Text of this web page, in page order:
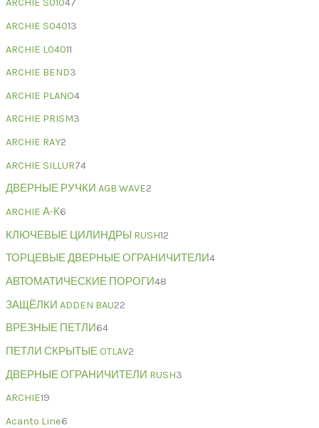
ARCHIE S01047
ARCHIE S04013
ARCHIE L04011
ARCHIE BEND3
ARCHIE PLANO4
ARCHIE PRISM3
ARCHIE RAY2
ARCHIE SILLUR74
ДВЕРНЫЕ РУЧКИ AGB WAVE2
ARCHIE А-К6
КЛЮЧЕВЫЕ ЦИЛИНДРЫ RUSH12
ТОРЦЕВЫЕ ДВЕРНЫЕ ОГРАНИЧИТЕЛИ4
АВТОМАТИЧЕСКИЕ ПОРОГИ48
ЗАЩЁЛКИ ADDEN BAU22
ВРЕЗНЫЕ ПЕТЛИ64
ПЕТЛИ СКРЫТЫЕ OTLAV2
ДВЕРНЫЕ ОГРАНИЧИТЕЛИ RUSH3
ARCHIE19
Acanto Line6